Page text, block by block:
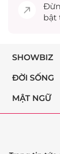
bật
SHOWBIZ
ĐỜI SỐNG
MẬT NGỮ